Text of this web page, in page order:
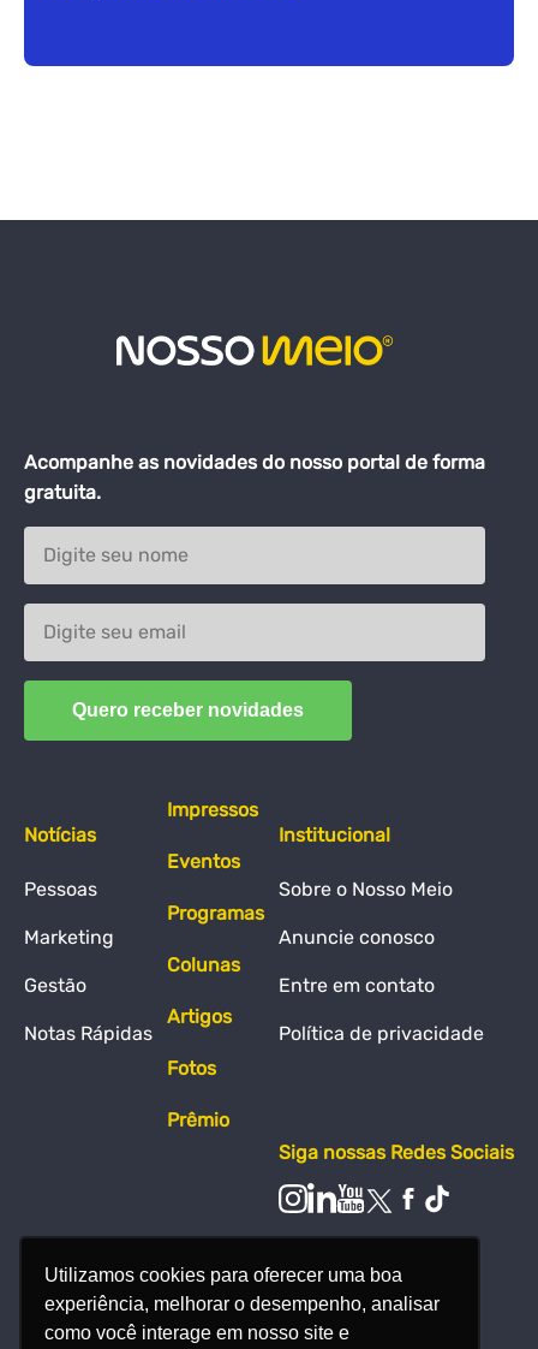
Utilizamos cookies para oferecer uma boa
experiência, melhorar o desempenho, analisar
como você interage em nosso site e
Acompanhe as novidades do nosso portal de forma
gratuita.
Notícias
Pessoas
Marketing
Gestão
Notas Rápidas
Impressos
Eventos
Programas
Colunas
Artigos
Fotos
Prêmio
Institucional
Sobre o Nosso Meio
Anuncie conosco
Entre em contato
Política de privacidade
Siga nossas Redes Sociais